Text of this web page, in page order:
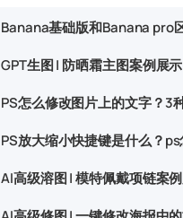
GPT生图 | 防晒霜主图案例展示